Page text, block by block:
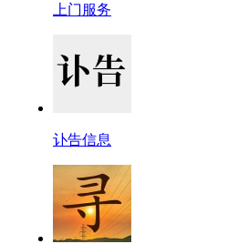
上门服务
讣告信息